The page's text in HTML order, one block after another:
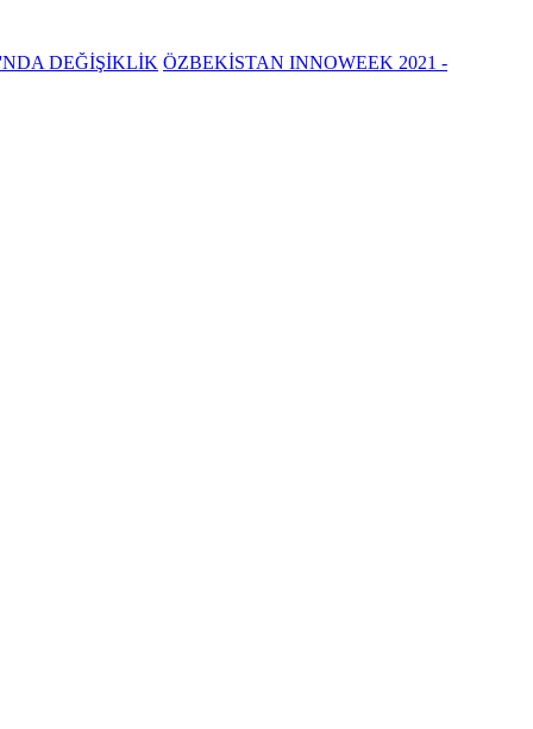
DEĞİŞİKLİK ÖZBEKİSTAN INNOWEEK 2021 -